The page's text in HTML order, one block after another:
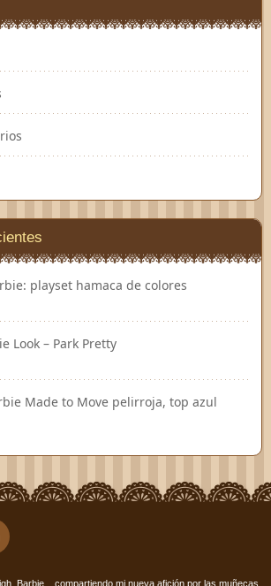
playset hamaca de colores
Look – Park Pretty
Made to Move pelirroja, top azul
Barbie... compartiendo mi nueva afición por las muñecas.